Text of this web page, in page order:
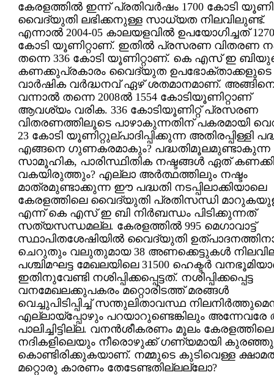
കേരളത്തില്‍ ഇന്ന് പ്രതിവര്‍ഷം 1700 കോടി
വൈദ്യുതി ലഭിക്കനുള്ള സാധ്യത നിലവിലുണ്ട്.
എന്നാല്‍ 2004-05 കാലയളവില്‍ ഉപയോഗിച്ചത് 1270
കോടി യൂണിറ്റാണ്. ഇതില്‍ പ്രസരണ വിതരണ
തന്നെ 336 കോടി യൂണിറ്റാണ്. കെ എസ് ഇ
കണക്കുപ്രകാരം വൈദ്യുത ഉപഭോക്താക്കളുടെ
വാര്‍ഷിക വര്‍ദ്ധനവ് ഏഴ് ശതമാനമാണ്.
വന്നാല്‍ തന്നെ 2008ല്‍ 1554 കോടിയൂണിറ്റാണ്
ആവശ്യം വരിക. 336 കോടിയൂണിറ്റ് പ്രസരണ
വിതരണത്തിലൂടെ പാഴാകുന്നതിന് പകരമായി
23 കോടി യൂണിറ്റുല്പാദിപ്പിക്കുന്ന അതിരപ്പിള്ളി
എങ്ങനെ ഗുണകരമാകും? പദ്ധതിമൂലമുണ്ടാകുന്ന
സാമൂഹിക, പാരിസ്ഥിതിക നഷ്ടങ്ങള്‍ ഏത്
വകയിരുത്തും? എല്ലാ അര്‍ത്ഥത്തിലും നഷ്ടം
മാത്രമുണ്ടാക്കുന്ന ഈ പദ്ധതി നടപ്പിലാക്കിയാലെ
കേരളത്തിലെ വൈദ്യുതി പ്രതിസന്ധി
എന്ന് കെ എസ് ഇ ബി നിര്‍ബന്ധം പിടിക്കുന്നത്
സത്യസന്ധമല്ല. കേരളത്തില്‍ 995 മെഗാവാട്ട്
സ്ഥാപിതശേഷിയില്‍ വൈദ്യുതി
ചെറുതും വലുതുമായ 38 അണക്കെട്ടുകള്‍
പശ്ചിമഘട്ട മേഖലയിലെ 31500 ഹെക്ടര്‍
ഇതിനുവേണ്ടി നശിപ്പിക്കപ്പെട്ടത്. നശിപ്പിക്കപ്പെട്ട
വനമേഖലക്കുപകരം മറ്റൊരിടത്ത് മരങ്ങള്‍
വെച്ചുപിടിപ്പിച്ച് സന്തുലിതാവസ്ഥ
എല്ലായ്പ്പോഴും പറയാറുണ്ടെങ്കിലും
പാലിച്ചിട്ടില്ല. വനന്‍ശീകരണം മൂലം കേരളത്തിലെ
നദികളിലെയും നീരൊഴുക്ക് ഗണ്യമായി കുരഞ്ഞു
കൊണ്ടിരിക്കുകയാണ്. നമ്മുടെ കുടിവെള്ള
മറ്റൊരു കാരണം തേടേണ്ടതില്ലല്ലോ?